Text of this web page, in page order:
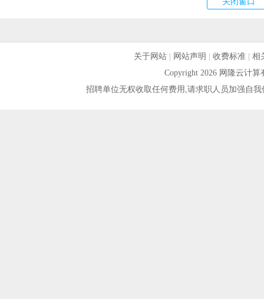
关于网站 网站声明 |收费标准 |相
Copyright 2026 网隆云计
招聘单位无权收取任何费用,请求职人员加强自